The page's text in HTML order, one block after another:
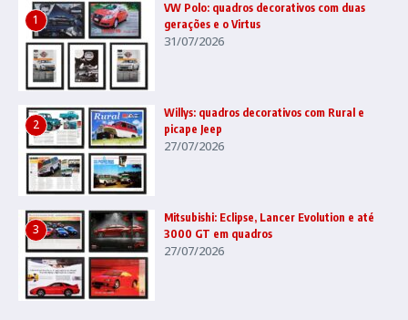
1
VW Polo: quadros decorativos com duas
gerações e o Virtus
31/07/2026
2
Willys: quadros decorativos com Rural e
picape Jeep
27/07/2026
3
Mitsubishi: Eclipse, Lancer Evolution e até
3000 GT em quadros
27/07/2026